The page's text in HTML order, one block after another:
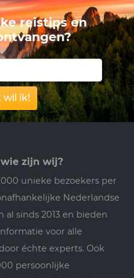
reistips en
wil ik!
zijn wij?
unieke bezoekers per
Nederlandse
al sinds 2013 en bieden
voor alle
échte experts. Ook
persoonlijke